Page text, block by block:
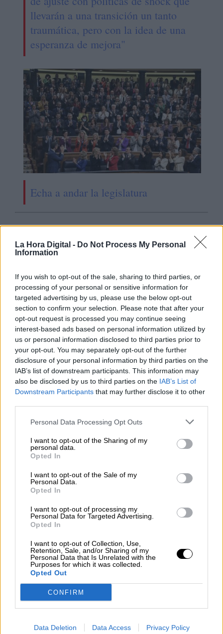
La Hora Digital - Do Not Process My Personal
Information
If you wish to opt-out of the sale, sharing to third parties, or
processing of your personal or sensitive information for
targeted advertising by us, please use the below opt-out
section to confirm your selection. Please note that after your
opt-out request is processed you may continue seeing
interest-based ads based on personal information utilized by
us or personal information disclosed to third parties prior to
your opt-out. You may separately opt-out of the further
disclosure of your personal information by third parties on the
IAB’s list of downstream participants. This information may
also be disclosed by us to third parties on the IAB’s List of
Downstream Participants that may further disclose it to other
Personal Data Processing Opt Outs
I want to opt-out of the Sharing of my
personal data.
Opted In
I want to opt-out of the Sale of my
Personal Data.
Opted In
I want to opt-out of processing my
Personal Data for Targeted Advertising.
Opted In
I want to opt-out of Collection, Use,
Retention, Sale, and/or Sharing of my
Personal Data that Is Unrelated with the
Purposes for which it was collected.
Opted Out
CONFIRM
Data Deletion Data Access Privacy Policy
llevarán a una transición un tanto
traumática, pero con la idea de una
esperanza de mejora"
Echa a andar la legislatura
es consciente del riesgo de
una tercera guerra mundial?
Por
Álvaro Frutos Rosado y Gabinete
Geopolítica de Crisis
Suelta y confía
Por María Comesaña
Votantes y votados
Por Juan Manuel Beltrán
El Conflicto de Oriente Medio:
Un Nuevo Orden Autoritario
en Construcción
Por Álvaro Frutos Rosado y Gabinete
Geopolítica de Crisis
Reconquista leonesa
Clara Campoamor: Mi sueño,
mi pesadilla
Por María Pérez Herrero
NOTICIAS MAS VISTAS